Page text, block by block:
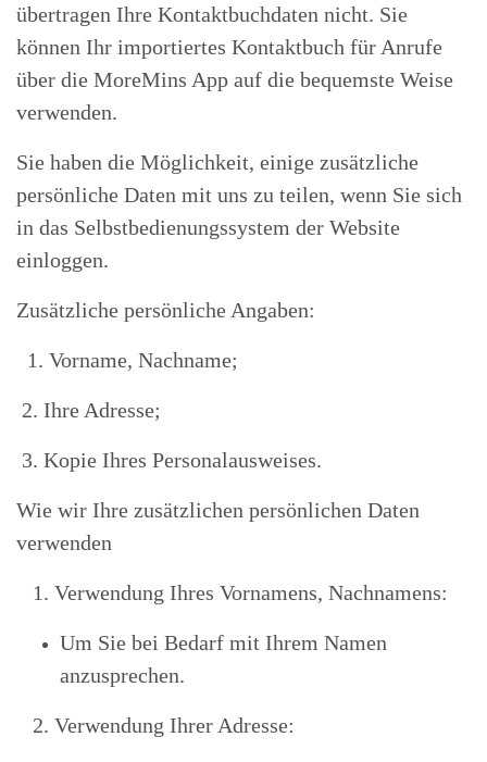
übertragen Ihre Kontaktbuchdaten nicht. Sie
können Ihr importiertes Kontaktbuch für Anrufe
über die MoreMins App auf die bequemste Weise
verwenden.
Sie haben die Möglichkeit, einige zusätzliche
persönliche Daten mit uns zu teilen, wenn Sie sich
in das Selbstbedienungssystem der Website
einloggen.
Zusätzliche persönliche Angaben:
1. Vorname, Nachname;
2. Ihre Adresse;
3. Kopie Ihres Personalausweises.
Wie wir Ihre zusätzlichen persönlichen Daten
verwenden
1. Verwendung Ihres Vornamens, Nachnamens:
Um Sie bei Bedarf mit Ihrem Namen
anzusprechen.
2. Verwendung Ihrer Adresse: